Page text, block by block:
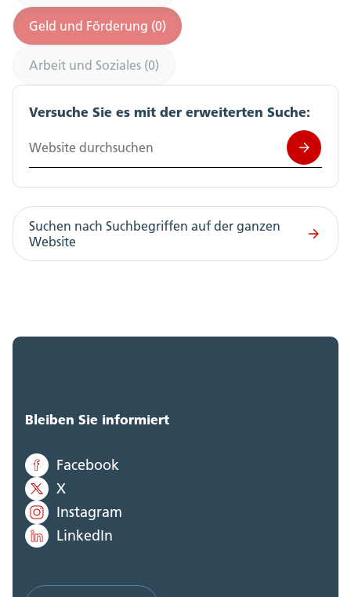
Geld und Förderung (0)
Arbeit und Soziales (0)
Versuche Sie es mit der erweiterten Suche:
Website durchsuchen
Suchen nach Suchbegriffen auf der ganzen
Website
Bleiben Sie informiert
Facebook
X
Instagram
LinkedIn